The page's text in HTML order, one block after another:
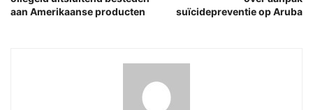
aan Amerikaanse producten
suïcidepreventie op Aruba